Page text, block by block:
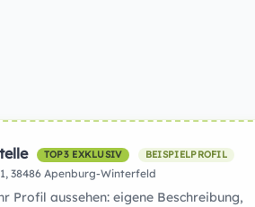
TOP3 EXKLUSIV BEISPIELPROFIL
38486 Apenburg-Winterfeld
Profil aussehen: eigene Beschreibung,